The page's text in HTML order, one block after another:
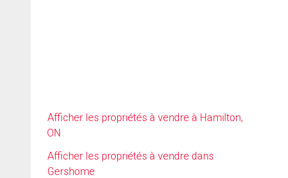
Afficher les propriétés à vendre à Hamilton,
ON
Afficher les propriétés à vendre dans
Gershome